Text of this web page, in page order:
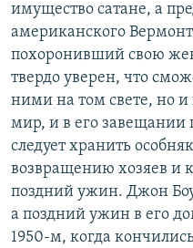
имущество сатане, а
американского
похоронивший свою
твердо уверен, что
ними на том свете, но и
мир, и в его завещании
следует хранить
возвращению хозяев и
поздний ужин. Джон
а поздний ужин в его
1950-м, когда